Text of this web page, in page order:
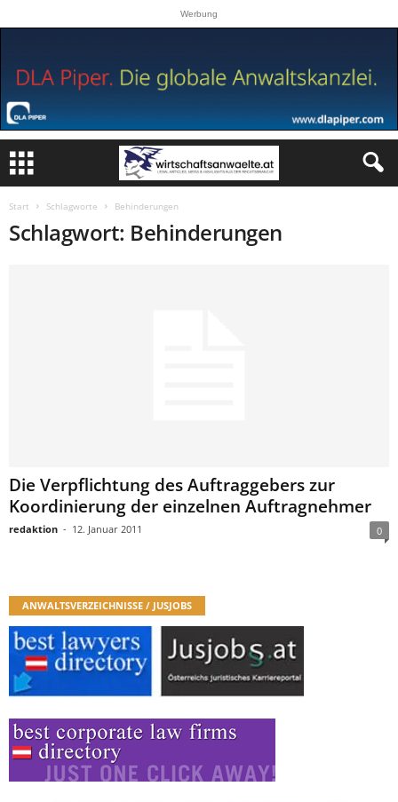
Werbung
Start Schlagworte Behinderungen
Schlagwort: Behinderungen
Die Verpflichtung des Auftraggebers zur
Koordinierung der einzelnen Auftragnehmer
redaktion - 12. Januar 2011 0
ANWALTSVERZEICHNISSE / JUSJOBS